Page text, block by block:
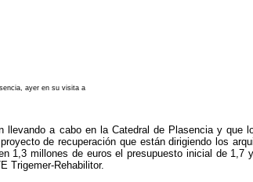
ayer en su visita a
a cabo en la Catedral de Plasencia y que
de recuperación que están dirigiendo los
1,3 millones de euros el presupuesto inicial de
Trigemer-Rehabilitor.